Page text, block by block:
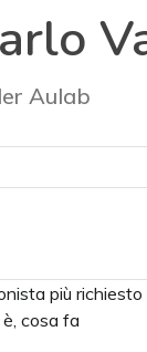
Aulab